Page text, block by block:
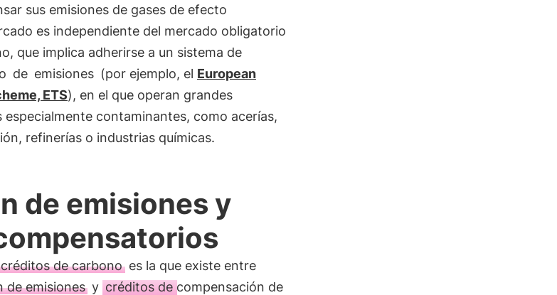
sus emisiones de gases de efecto
es independiente del mercado obligatorio
que implica adherirse a un sistema de
de emisiones (por ejemplo, el European
ETS), en el que operan grandes
especialmente contaminantes, como acerías,
refinerías o industrias químicas.
de emisiones y
créditos de carbonoes la que existe entre
de emisiones y créditos de compensación de